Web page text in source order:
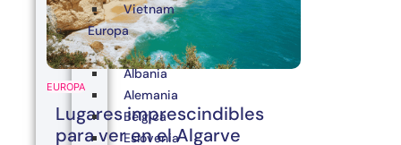
EUROPA
Lugares imprescindibles
para ver en el Algarve
Vietnam
Europa
Albania
Alemania
Bélgica
Eslovenia